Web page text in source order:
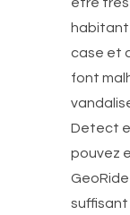
habitant
case et
font
Detect
pouvez
suffisant